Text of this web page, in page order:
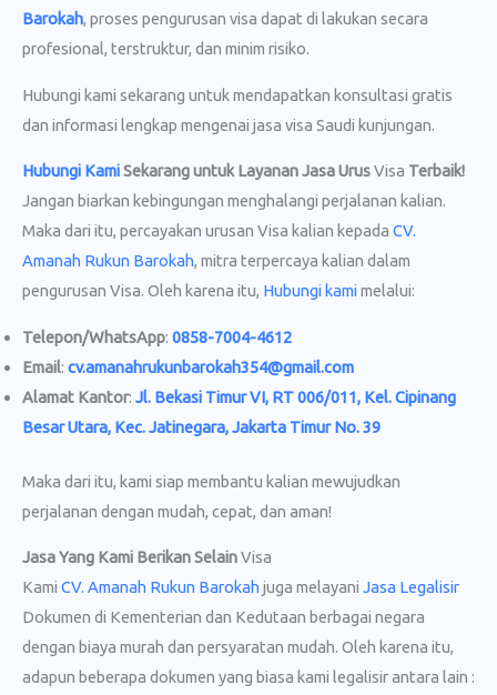
Barokah, proses pengurusan visa dapat di lakukan secara
profesional, terstruktur, dan minim risiko.
Hubungi kami sekarang untuk mendapatkan konsultasi gratis
dan informasi lengkap mengenai jasa visa Saudi kunjungan.
Hubungi KamiSekarang untuk Layanan Jasa UrusVisa Terbaik!
Jangan biarkan kebingungan menghalangi perjalanan kalian.
Maka dari itu, percayakan urusan Visa kalian kepada CV.
Amanah Rukun Barokah, mitra terpercaya kalian dalam
pengurusan Visa. Oleh karena itu, Hubungi kamimelalui:
Telepon/WhatsApp: 0858-7004-4612
Email: cv.amanahrukunbarokah354@gmail.com
Alamat Kantor: Jl. Bekasi Timur VI, RT 006/011, Kel. Cipinang
Besar Utara, Kec. Jatinegara, Jakarta Timur No. 39
Maka dari itu, kami siap membantu kalian mewujudkan
perjalanan dengan mudah, cepat, dan aman!
Jasa Yang Kami Berikan SelainVisa
Kami CV. Amanah Rukun Barokah juga melayani Jasa Legalisir
Dokumen di Kementerian dan Kedutaan berbagai negara
dengan biaya murah dan persyaratan mudah. Oleh karena itu,
adapun beberapa dokumen yang biasa kami legalisir antara lain :